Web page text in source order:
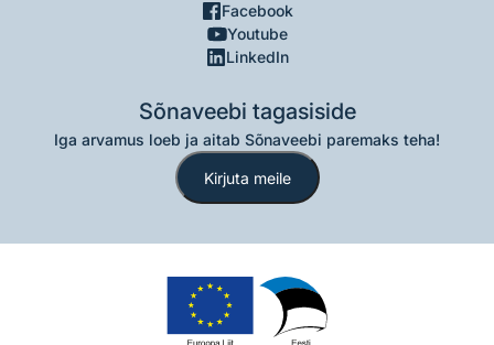
Facebook
Youtube
LinkedIn
Sõnaveebi tagasiside
Iga arvamus loeb ja aitab Sõnaveebi paremaks teha!
Kirjuta meile